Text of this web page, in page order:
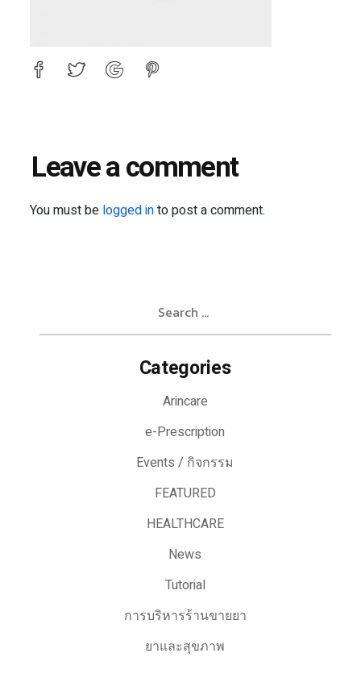
Leave a comment
You must be logged into post a comment.
Categories
Arincare
e-Prescription
Events / กิจกรรม
FEATURED
HEALTHCARE
News
Tutorial
การบริหารร้านขายยา
ยาและสุขภาพ